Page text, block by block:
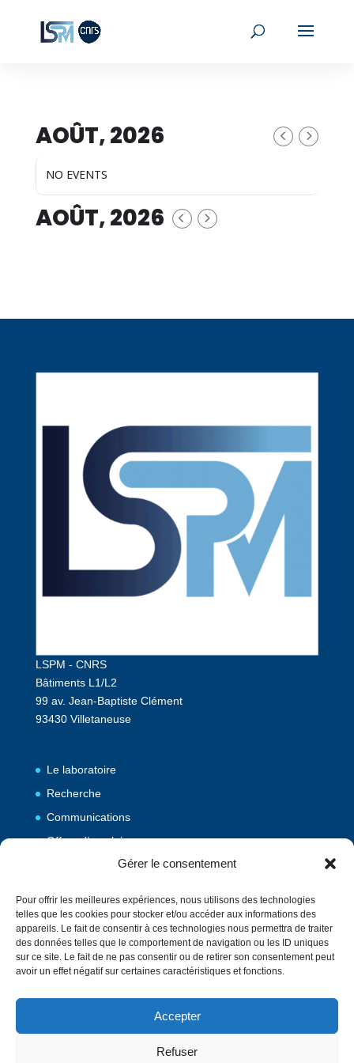
Gérer le consentement
Pour offrir les meilleures expériences, nous utilisons des technologies
telles que les cookies pour stocker et/ou accéder aux informations des
appareils. Le fait de consentir à ces technologies nous permettra de traiter
des données telles que le comportement de navigation ou les ID uniques
sur ce site. Le fait de ne pas consentir ou de retirer son consentement peut
avoir un effet négatif sur certaines caractéristiques et fonctions.
Accepter
Refuser
AOÛT, 2026
NO EVENTS
AOÛT, 2026
LSPM - CNRS
Bâtiments L1/L2
99 av. Jean-Baptiste Clément
93430 Villetaneuse
Le laboratoire
Recherche
Communications
Offres d’emploi
Publications
Vulgarisation
Evènements
Contact